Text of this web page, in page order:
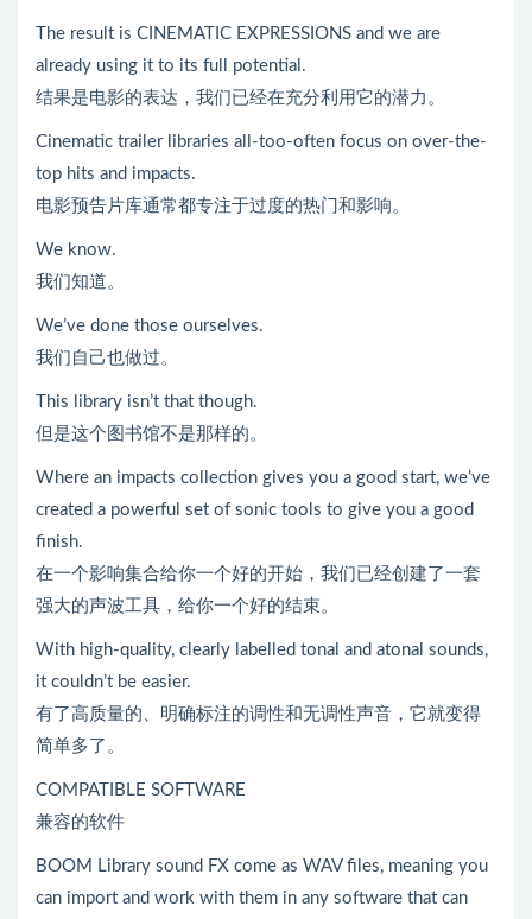
The result is CINEMATIC EXPRESSIONS and we are
already using it to its full potential.
结果是电影的表达，我们已经在充分利用它的潜力。
Cinematic trailer libraries all-too-often focus on over-the-
top hits and impacts.
电影预告片库通常都专注于过度的热门和影响。
We know.
我们知道。
We’ve done those ourselves.
我们自己也做过。
This library isn’t that though.
但是这个图书馆不是那样的。
Where an impacts collection gives you a good start, we’ve
created a powerful set of sonic tools to give you a good
finish.
在一个影响集合给你一个好的开始，我们已经创建了一套
强大的声波工具，给你一个好的结束。
With high-quality, clearly labelled tonal and atonal sounds,
it couldn’t be easier.
有了高质量的、明确标注的调性和无调性声音，它就变得
简单多了。
COMPATIBLE SOFTWARE
兼容的软件
BOOM Library sound FX come as WAV files, meaning you
can import and work with them in any software that can